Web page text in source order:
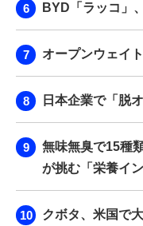
BYD「ラッコ」
オープンウェイ
日本企業で「脱
無味無臭で15種
が挑む「栄養イ
クボタ、米国で